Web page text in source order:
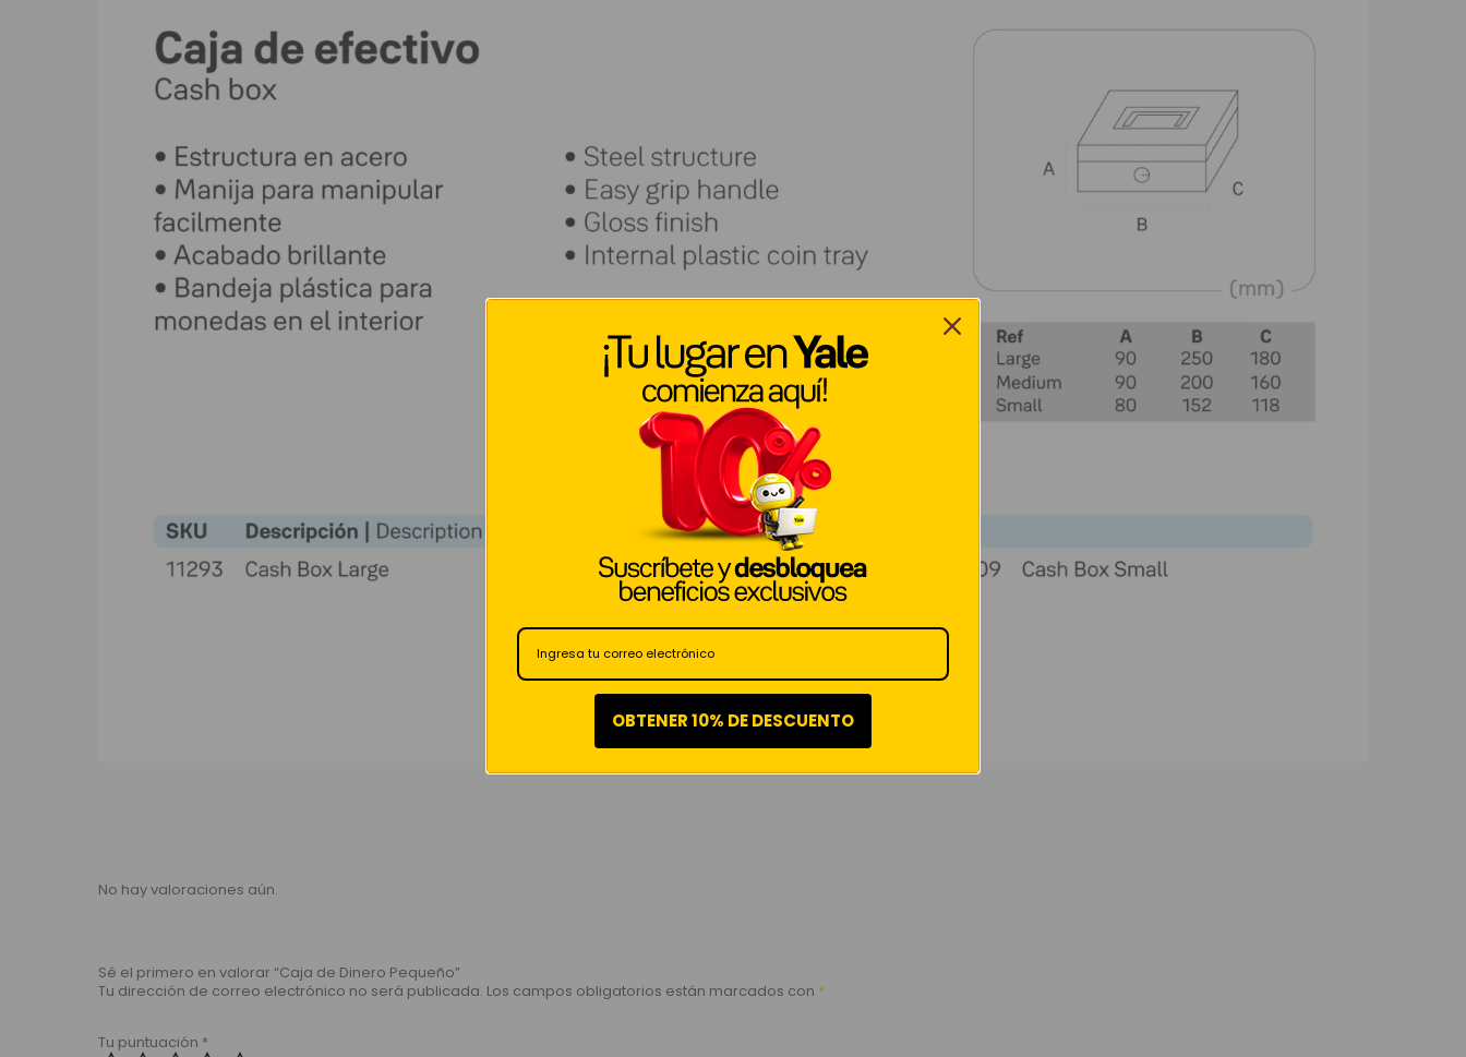
No hay valoraciones aún.
Sé el primero en valorar “Caja de Dinero Pequeño”
Tu dirección de correo electrónico no será publicada. Los campos obligatorios están marcados con *
Tu puntuación *
OBTENER 10% DE DESCUENTO